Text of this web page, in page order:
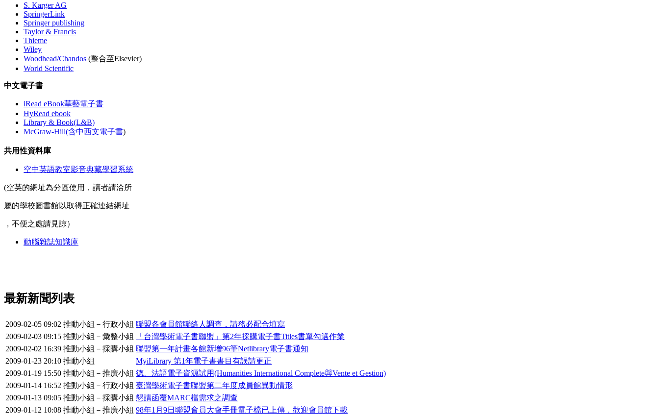
S. Karger AG
SpringerLink
Springer publishing
Taylor & Francis
Thieme
Wiley
Woodhead/Chandos (整合至Elsevier)
World Scientific
中文電子書
iRead eBook華藝電子書
HyRead ebook
Library & Book(L&B)
McGraw-Hill(含中西文電子書)
共用性資料庫
空中英語教室影音典藏學習系統
(空英的網址為分區使用，讀者請洽所
屬的學校圖書館以取得正確連結網址
，不便之處請見諒）
動腦雜誌知識庫
最新新聞列表
2009-02-05 09:02 推動小組－行政小組 聯盟各會員館聯絡人調查，請務必配合填寫
2009-02-03 09:15 推動小組－彙整小組
「台灣學術電子書聯盟」第2年採購電子書Titles書單勾選作業
2009-02-02 16:39 推動小組－採購小組 聯盟第一年計畫各館新增96筆Netlibrary電子書通知
2009-01-23 20:10 推動小組
MyiLibrary 第1年電子書書目有誤請更正
2009-01-19 15:50 推動小組－推廣小組 德、法語電子資源試用(Humanities International Complete與Vente et Gestion)
2009-01-14 16:52 推動小組－行政小組 臺灣學術電子書聯盟第二年度成員館異動情形
2009-01-13 09:05 推動小組－採購小組 懇請函覆MARC檔需求之調查
2009-01-12 10:08 推動小組－推廣小組 98年1月9日聯盟會員大會手冊電子檔已上傳，歡迎會員館下載